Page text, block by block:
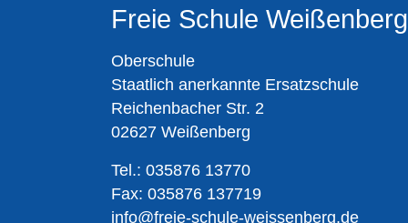
Freie Schule Weißenberg
Oberschule
Staatlich anerkannte Ersatzschule
Reichenbacher Str. 2
02627 Weißenberg
Tel.: 035876 13770
Fax: 035876 137719
info@freie-schule-weissenberg.de